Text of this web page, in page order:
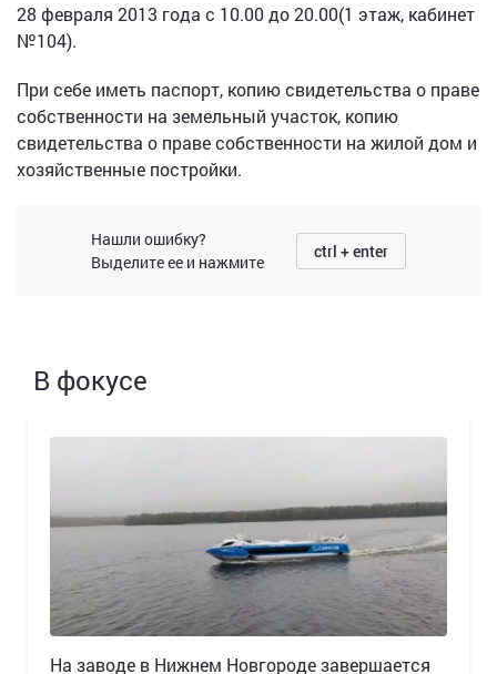
28 февраля 2013 года с 10.00 до 20.00(1 этаж, кабинет
№104).
При себе иметь паспорт, копию свидетельства о праве
собственности на земельный участок, копию
свидетельства о праве собственности на жилой дом и
хозяйственные постройки.
Нашли ошибку?
Выделите ее и нажмите
ctrl + enter
В фокусе
Н️а заводе в Нижнем Новгороде завершается